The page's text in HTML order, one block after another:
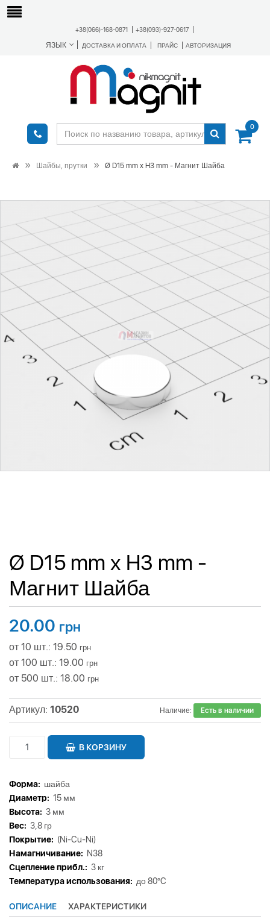
+38(066)-168-0871 +38(093)-927-0617
ЯЗЫК ДОСТАВКА И ОПЛАТА ПРАЙС АВТОРИЗАЦИЯ
0
Шайбы, прутки Ø D15 mm х H3 mm - Магнит Шайба
Ø D15 mm х H3 mm -
Магнит Шайба
20.00 грн
от 10 шт.: 19.50 грн
от 100 шт.: 19.00 грн
от 500 шт.: 18.00 грн
Артикул: 10520 Наличие: Есть в наличии
В КОРЗИНУ
Форма: шайба
Диаметр: 15 мм
Высота: 3 мм
Вес: 3,8 гр
Покрытие: (Ni-Cu-Ni)
Намагничивание: N38
Сцепление прибл.: 3 кг
Tемпература использования: до 80°C
ОПИСАНИЕ ХАРАКТЕРИСТИКИ